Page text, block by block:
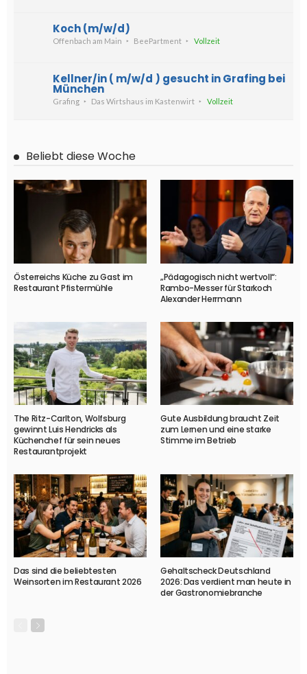
Koch (m/w/d)
Offenbach am Main BeePartment Vollzeit
Kellner/in ( m/w/d ) gesucht in Grafing bei
München
Grafing Das Wirtshaus im Kastenwirt Vollzeit
Beliebt diese Woche
Österreichs Küche zu Gast im
Restaurant Pfistermühle
„Pädagogisch nicht wertvoll“:
Rambo-Messer für Starkoch
Alexander Herrmann
The Ritz-Carlton, Wolfsburg
gewinnt Luis Hendricks als
Küchenchef für sein neues
Restaurantprojekt
Gute Ausbildung braucht Zeit
zum Lernen und eine starke
Stimme im Betrieb
Das sind die beliebtesten
Weinsorten im Restaurant 2026
Gehaltscheck Deutschland
2026: Das verdient man heute in
der Gastronomiebranche